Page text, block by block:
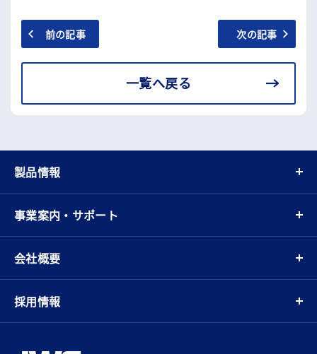
前の記事 次の記事
一覧へ戻る
製品情報
事業案内・サポート
会社概要
採用情報